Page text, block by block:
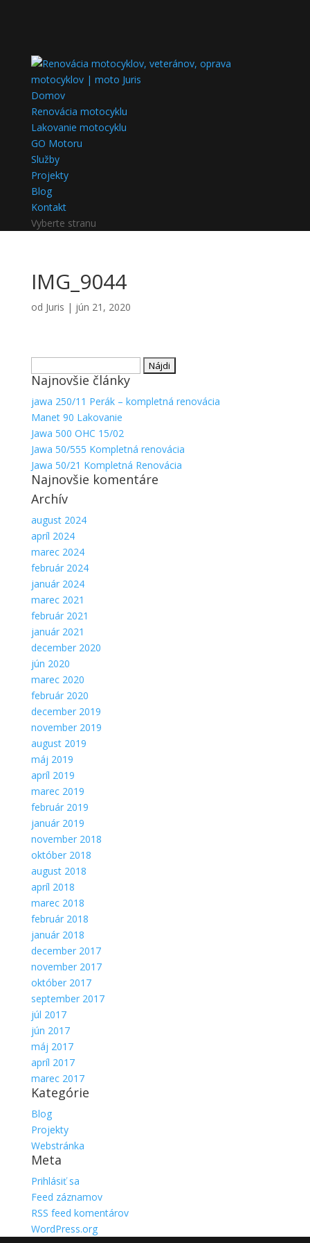
Domov
Renovácia motocyklu
Lakovanie motocyklu
GO Motoru
Služby
Projekty
Blog
Kontakt
Vyberte stranu
IMG_9044
od Juris | jún 21, 2020
Najnovšie články
jawa 250/11 Perák – kompletná renovácia
Manet 90 Lakovanie
Jawa 500 OHC 15/02
Jawa 50/555 Kompletná renovácia
Jawa 50/21 Kompletná Renovácia
Najnovšie komentáre
Archív
august 2024
apríl 2024
marec 2024
február 2024
január 2024
marec 2021
február 2021
január 2021
december 2020
jún 2020
marec 2020
február 2020
december 2019
november 2019
august 2019
máj 2019
apríl 2019
marec 2019
február 2019
január 2019
november 2018
október 2018
august 2018
apríl 2018
marec 2018
február 2018
január 2018
december 2017
november 2017
október 2017
september 2017
júl 2017
jún 2017
máj 2017
apríl 2017
marec 2017
Kategórie
Blog
Projekty
Webstránka
Meta
Prihlásiť sa
Feed záznamov
RSS feed komentárov
WordPress.org
Nevyhnutné
Tieto súbory
cookie nie
sú voliteľné.
Sú potrebné
fungovanie
webovej
stránky.
Štatistiky
Aby sme
mohli
zlepšiť
funkčnosť
štruktúru
webovej
stránky na
spôsobu
používania
webovej
stránky.